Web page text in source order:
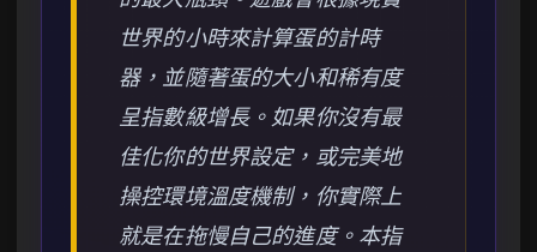
世界的小時來計算蛋的計時
器，並隨著蛋的大小和稀有度
呈指數級增長。如果你沒有最
佳化你的世界設定，或完美地
操控環境溫度機制，你實際上
就是在拖慢自己的進度。本指